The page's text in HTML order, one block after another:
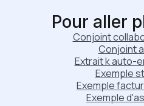
Pour aller
Conjoint
Conjoint
Extrait k auto-
Exemple
Exemple
Exemple